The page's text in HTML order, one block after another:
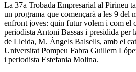
La 37a Trobada Empresarial al Pirineu
un programa que començarà a les 9 del
enfront joves: quin futur volem i com el
periodista Antoni Bassas i presidida per
de Lleida, M. Àngels Balsells, amb el
Universitat Pompeu Fabra Guillem
i periodista Estefania Molina.